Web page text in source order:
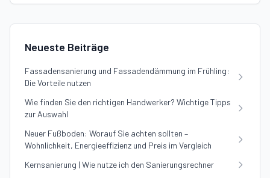
Neueste Beiträge
Fassadensanierung und Fassadendämmung im Frühling:
Die Vorteile nutzen
Wie finden Sie den richtigen Handwerker? Wichtige Tipps
zur Auswahl
Neuer Fußboden: Worauf Sie achten sollten –
Wohnlichkeit, Energieeffizienz und Preis im Vergleich
Kernsanierung | Wie nutze ich den Sanierungsrechner